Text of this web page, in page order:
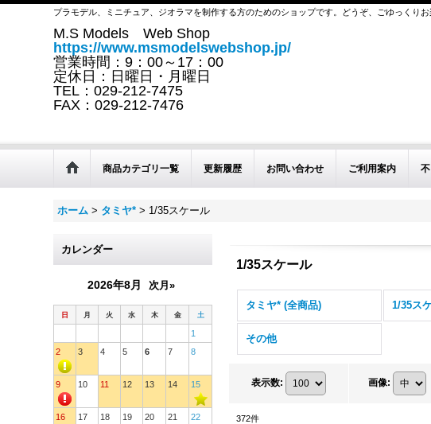
プラモデル、ミニチュア、ジオラマを制作する方のためのショップです。どうぞ、ごゆっくりお
M.S Models Web Shop
https://www.msmodelswebshop.jp/
営業時間：9：00～17：00
定休日：日曜日・月曜日
TEL：029-212-7475
FAX：029-212-7476
商品カテゴリ一覧 更新履歴 お問い合わせ ご利用案内
ホーム > タミヤ* > 1/35スケール
カレンダー
2026年8月 次月»
日 月 火 水 木 金 土
1
2
3 4 5 6 7 8
9 10 11 12 13 14 15
16 17 18 19 20 21
22
1/35スケール
タミヤ* (全商品) 1/35ス
その他
表示数: 画像:
372件